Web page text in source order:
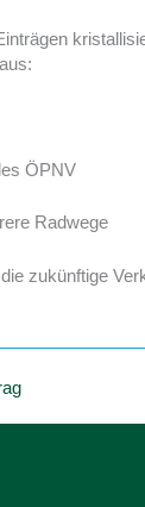
ÖPNV
Radwege
zukünftige